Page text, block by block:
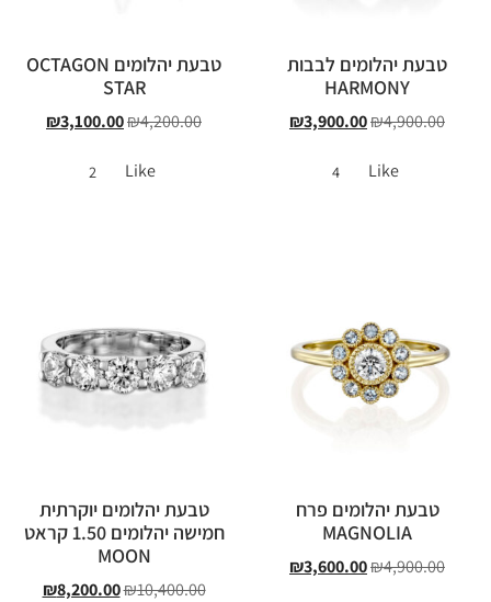
טבעת יהלומים לבבות
HARMONY
₪4,900.00
₪3,900.00
Like
4
טבעת יהלומים OCTAGON
STAR
₪4,200.00
₪3,100.00
Like
2
טבעת יהלומים פרח
MAGNOLIA
₪4,900.00
₪3,600.00
טבעת יהלומים יוקרתית
חמישה יהלומים 1.50 קראט
MOON
₪10,400.00
₪8,200.00